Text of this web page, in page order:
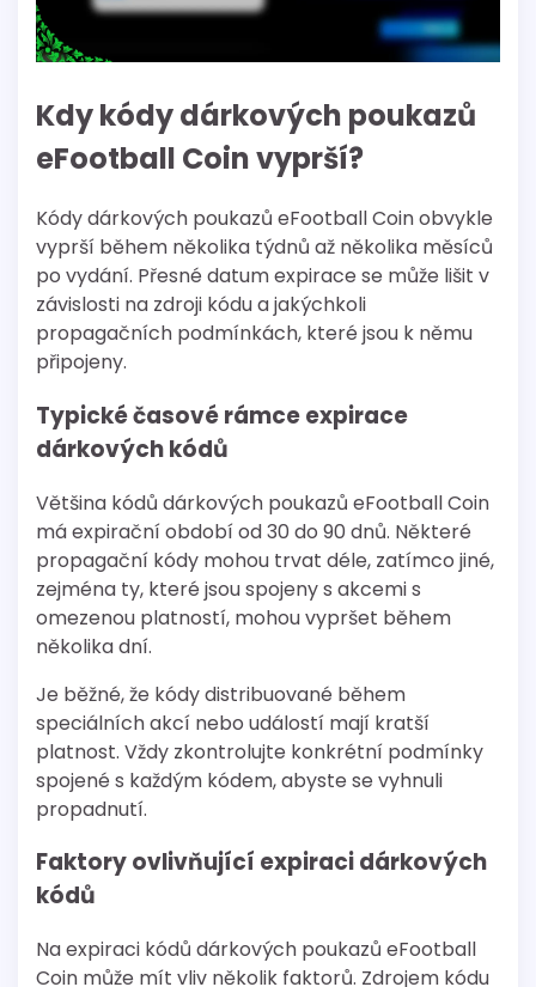
Kdy kódy dárkových poukazů
eFootball Coin vyprší?
Kódy dárkových poukazů eFootball Coin obvykle
vyprší během několika týdnů až několika měsíců
po vydání. Přesné datum expirace se může lišit v
závislosti na zdroji kódu a jakýchkoli
propagačních podmínkách, které jsou k němu
připojeny.
Typické časové rámce expirace
dárkových kódů
Většina kódů dárkových poukazů eFootball Coin
má expirační období od 30 do 90 dnů. Některé
propagační kódy mohou trvat déle, zatímco jiné,
zejména ty, které jsou spojeny s akcemi s
omezenou platností, mohou vypršet během
několika dní.
Je běžné, že kódy distribuované během
speciálních akcí nebo událostí mají kratší
platnost. Vždy zkontrolujte konkrétní podmínky
spojené s každým kódem, abyste se vyhnuli
propadnutí.
Faktory ovlivňující expiraci dárkových
kódů
Na expiraci kódů dárkových poukazů eFootball
Coin může mít vliv několik faktorů. Zdrojem kódu